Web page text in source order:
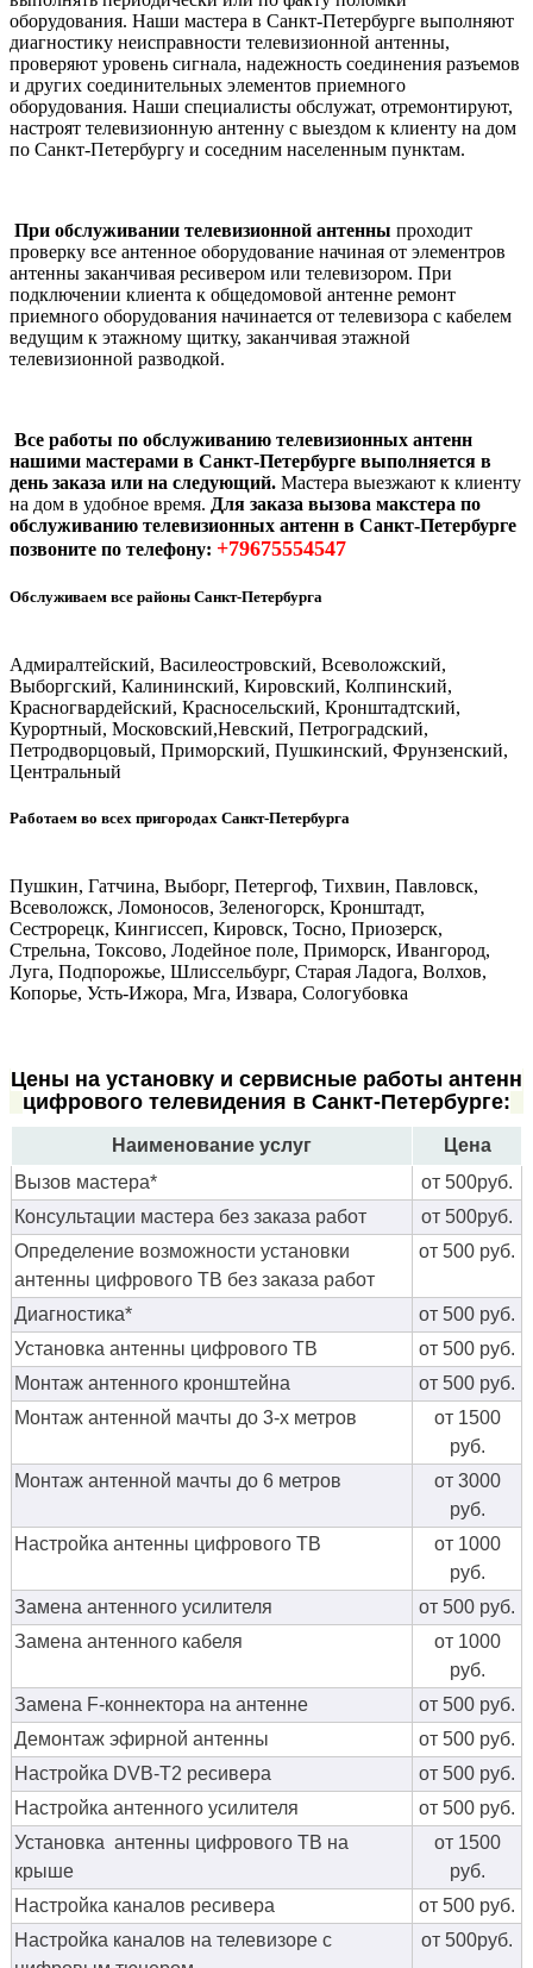
оборудования. Наши мастера в Санкт-Петербурге выполняют
диагностику неисправности телевизионной антенны,
проверяют уровень сигнала, надежность соединения разъемов
и других соединительных элементов приемного
оборудования. Наши специалисты обслужат, отремонтируют,
настроят телевизионную антенну с выездом к клиенту на дом
по Санкт-Петербургу и соседним населенным пунктам.
При обслуживании телевизионной антенны проходит
проверку все антенное оборудование начиная от элементров
антенны заканчивая ресивером или телевизором. При
подключении клиента к общедомовой антенне ремонт
приемного оборудования начинается от телевизора с кабелем
ведущим к этажному щитку, заканчивая этажной
телевизионной разводкой.
Все работы по обслуживанию телевизионных антенн
нашими мастерами в Санкт-Петербурге выполняется в
день заказа или на следующий. Мастера выезжают к клиенту
на дом в удобное время. Для заказа вызова макстера по
обслуживанию телевизионных антенн в Санкт-Петербурге
позвоните по телефону: +79675554547
Обслуживаем все районы Санкт-Петербурга
Адмиралтейский, Василеостровский, Всеволожский,
Выборгский, Калининский, Кировский, Колпинский,
Красногвардейский, Красносельский, Кронштадтский,
Курортный, Московский,Невский, Петроградский,
Петродворцовый, Приморский, Пушкинский, Фрунзенский,
Центральный
Работаем во всех пригородах Санкт-Петербурга
Пушкин, Гатчина, Выборг, Петергоф, Тихвин, Павловск,
Всеволожск, Ломоносов, Зеленогорск, Кронштадт,
Сестрорецк, Кингиссеп, Кировск, Тосно, Приозерск,
Стрельна, Токсово, Лодейное поле, Приморск, Ивангород,
Луга, Подпорожье, Шлиссельбург, Старая Ладога, Волхов,
Копорье, Усть-Ижора, Мга, Извара, Сологубовка
Цены на установку и сервисные работы антенн
цифрового телевидения в Санкт-Петербурге:
Наименование услуг
Цена
Вызов мастера*
от 500руб.
Консультации мастера без заказа работ
от 500руб.
Определение возможности установки
антенны цифрового ТВ без заказа работ
от 500 руб.
Диагностика*
от 500 руб.
Установка антенны цифрового ТВ
от 500 руб.
Монтаж антенного кронштейна
от 500 руб.
Монтаж антенной мачты до 3-х метров
от 1500
руб.
Монтаж антенной мачты до 6 метров
от 3000
руб.
Настройка антенны цифрового ТВ
от 1000
руб.
Замена антенного усилителя
от 500 руб.
Замена антенного кабеля
от 1000
руб.
Замена F-коннектора на антенне
от 500 руб.
Демонтаж эфирной антенны
от 500 руб.
Настройка DVB-T2 ресивера
от 500 руб.
Настройка антенного усилителя
от 500 руб.
Установка антенны цифрового ТВ на
крыше
от 1500
руб.
Настройка каналов ресивера
от 500 руб.
Настройка каналов на телевизоре с
от 500руб.